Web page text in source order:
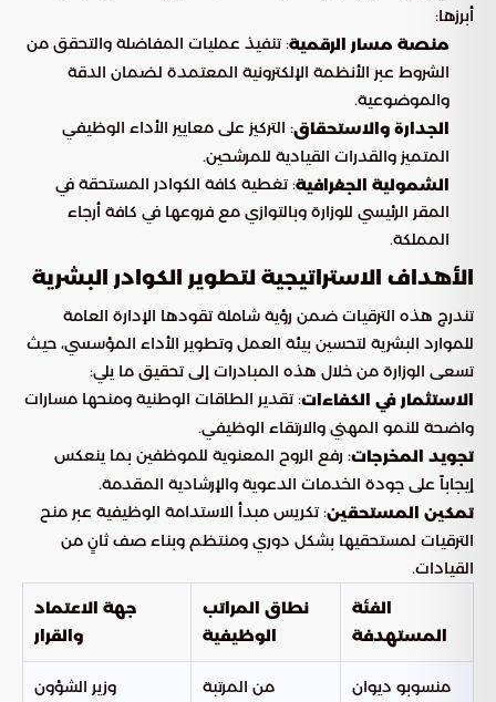
أبرزها:
منصة مسار الرقمية: تنفيذ عمليات المفاضلة والتحقق من
الشروط عبر الأنظمة الإلكترونية المعتمدة لضمان الدقة
والموضوعية.
الجدارة والاستحقاق: التركيز على معايير الأداء الوظيفي
المتميز والقدرات القيادية للمرشحين.
الشمولية الجغرافية: تغطية كافة الكوادر المستحقة في
المقر الرئيسي للوزارة وبالتوازي مع فروعها في كافة أرجاء
المملكة.
الأهداف الاستراتيجية لتطوير الكوادر البشرية
تندرج هذه الترقيات ضمن رؤية شاملة تقودها الإدارة العامة
للموارد البشرية لتحسين بيئة العمل وتطوير الأداء المؤسسي، حيث
تسعى الوزارة من خلال هذه المبادرات إلى تحقيق ما يلي:
الاستثمار في الكفاءات: تقدير الطاقات الوطنية ومنحها مسارات
واضحة للنمو المهني والارتقاء الوظيفي.
تجويد المخرجات: رفع الروح المعنوية للموظفين بما ينعكس
إيجاباً على جودة الخدمات الدعوية والإرشادية المقدمة.
تمكين المستحقين: تكريس مبدأ الاستدامة الوظيفية عبر منح
الترقيات لمستحقيها بشكل دوري ومنتظم وبناء صف ثانٍ من
القيادات.
الفئة
المستهدفة
نطاق المراتب
الوظيفية
جهة الاعتماد
والقرار
منسوبو ديوان
من المرتبة
وزير الشؤون